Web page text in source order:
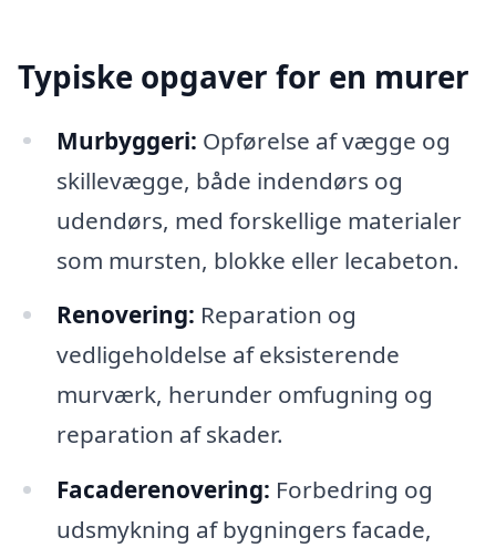
Typiske opgaver for en murer
Murbyggeri: Opførelse af vægge og
skillevægge, både indendørs og
udendørs, med forskellige materialer
som mursten, blokke eller lecabeton.
Renovering: Reparation og
vedligeholdelse af eksisterende
murværk, herunder omfugning og
reparation af skader.
Facaderenovering: Forbedring og
udsmykning af bygningers facade,